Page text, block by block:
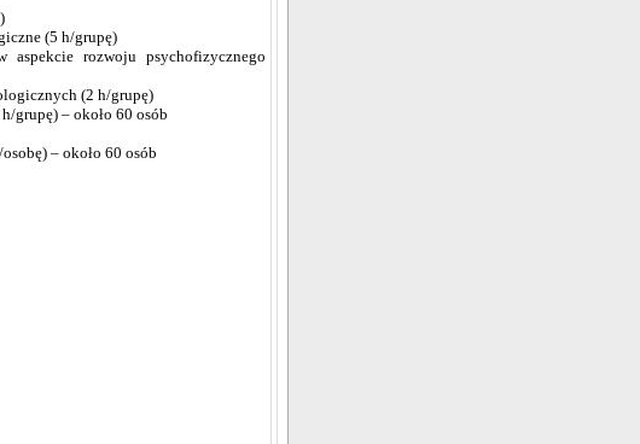
(5 h/grupę)
rozwoju psychofizycznego
(2 h/grupę)
grupę) – około 60 osób
– około 60 osób